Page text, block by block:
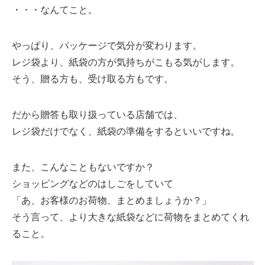
・・・なんてこと。
やっぱり、パッケージで気分が変わります。
レジ袋より、紙袋の方が気持ちがこもる気がします。
そう、贈る方も、受け取る方もです。
だから贈答も取り扱っている店舗では、
レジ袋だけでなく、紙袋の準備をするといいですね。
また、こんなこともないですか？
ショッピングなどのはしごをしていて
「あ、お客様のお荷物、まとめましょうか？」
そう言って、より大きな紙袋などに荷物をまとめてくれ
ること。